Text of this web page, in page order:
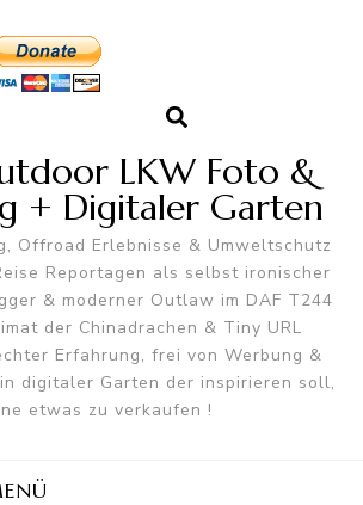
LKW Foto &
+ Digitaler Garten
Offroad Erlebnisse & Umweltschutz
Reportagen als selbst ironischer
& moderner Outlaw im DAF T244
der Chinadrachen & Tiny URL
Erfahrung, frei von Werbung &
digitaler Garten der inspirieren soll,
etwas zu verkaufen !